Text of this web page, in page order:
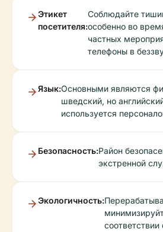
Этикет
посетителя:
Соблюдайте
особенно во
частных
телефоны в
Язык:Основными являются
шведский, но
используется
Безопасность:Район
экстренной
Экологичность: